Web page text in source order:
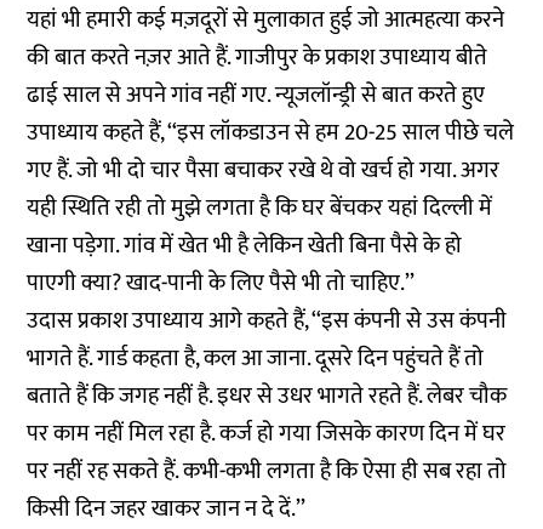
यहां भी हमारी कई मज़दूरों से मुलाकात हुई जो आत्महत्या करने
की बात करते नज़र आते हैं. गाजीपुर के प्रकाश उपाध्याय बीते
ढाई साल से अपने गांव नहीं गए. न्यूजलॉन्ड्री से बात करते हुए
उपाध्याय कहते हैं, ‘‘इस लॉकडाउन से हम 20-25 साल पीछे चले
गए हैं. जो भी दो चार पैसा बचाकर रखे थे वो खर्च हो गया. अगर
यही स्थिति रही तो मुझे लगता है कि घर बेंचकर यहां दिल्ली में
खाना पड़ेगा. गांव में खेत भी है लेकिन खेती बिना पैसे के हो
पाएगी क्या? खाद-पानी के लिए पैसे भी तो चाहिए.’’
उदास प्रकाश उपाध्याय आगे कहते हैं, ‘‘इस कंपनी से उस कंपनी
भागते हैं. गार्ड कहता है, कल आ जाना. दूसरे दिन पहुंचते हैं तो
बताते हैं कि जगह नहीं है. इधर से उधर भागते रहते हैं. लेबर चौक
पर काम नहीं मिल रहा है. कर्ज हो गया जिसके कारण दिन में घर
पर नहीं रह सकते हैं. कभी-कभी लगता है कि ऐसा ही सब रहा तो
किसी दिन जहर खाकर जान न दे दें.’’